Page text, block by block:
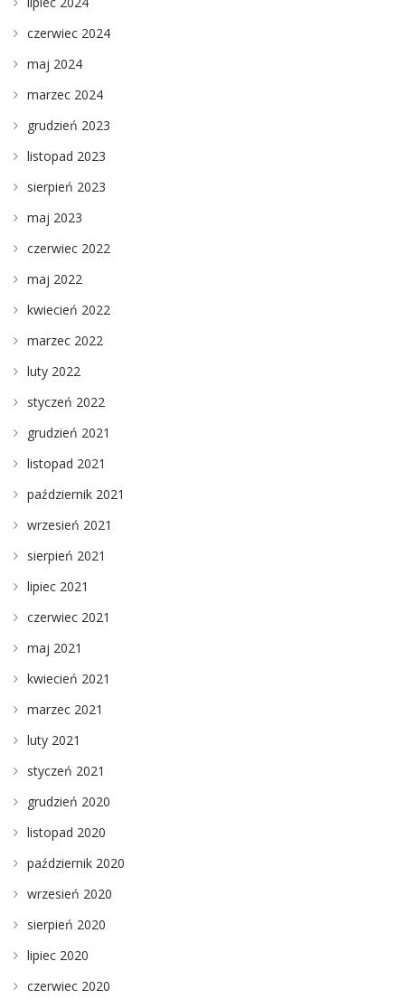
czerwiec 2024
maj 2024
marzec 2024
grudzień 2023
listopad 2023
sierpień 2023
maj 2023
czerwiec 2022
maj 2022
kwiecień 2022
marzec 2022
luty 2022
styczeń 2022
grudzień 2021
listopad 2021
październik 2021
wrzesień 2021
sierpień 2021
lipiec 2021
czerwiec 2021
maj 2021
kwiecień 2021
marzec 2021
luty 2021
styczeń 2021
grudzień 2020
listopad 2020
październik 2020
wrzesień 2020
sierpień 2020
lipiec 2020
czerwiec 2020